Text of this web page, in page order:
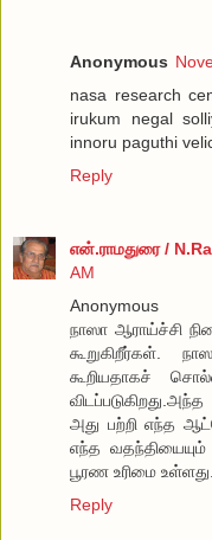
Anonymous
nasa research
irukum negal
innoru paguthi
Reply
என்.ராமதுரை /
AM
Anonymous
நாஸா ஆராய்ச்சி
கூறுகிறீர்கள்.
கூறியதாகச்
அது பற்றி எந்த
எந்த
பூரண உரிமை உள்ளது.
Reply